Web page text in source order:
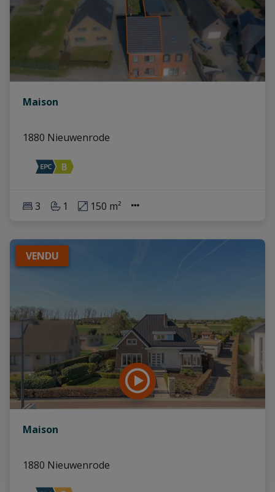
Maison
1880 Nieuwenrode
3 1 150 m²
VENDU
Maison
1880 Nieuwenrode